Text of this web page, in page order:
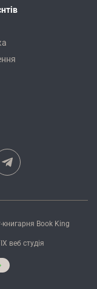
книгарня Book King
веб студія